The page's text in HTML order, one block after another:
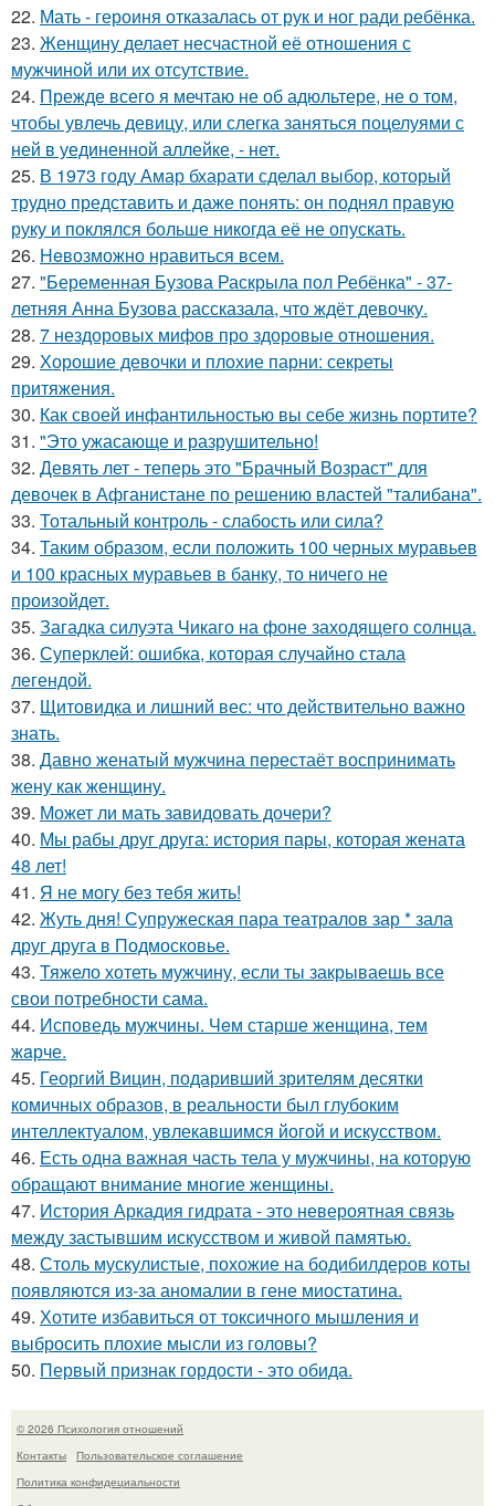
22. Мать - героиня отказалась от рук и ног ради ребёнка.
23. Женщину делает несчастной её отношения с
мужчиной или их отсутствие.
24. Прежде всего я мечтаю не об адюльтере, не о том,
чтобы увлечь девицу, или слегка заняться поцелуями с
ней в уединенной аллейке, - нет.
25. В 1973 году Амар бхарати сделал выбор, который
трудно представить и даже понять: он поднял правую
руку и поклялся больше никогда её не опускать.
26. Heвозможно нравиться всем.
27. "Беременная Бузова Раскрыла пол Ребёнка" - 37-
летняя Анна Бузова рассказала, что ждёт девочку.
28. 7 нездоровых мифов про здоровые отношения.
29. Хорошие девочки и плохие парни: секреты
притяжения.
30. Как своей инфантильностью вы себе жизнь портите?
31. "Это ужасающе и разрушительно!
32. Девять лет - теперь это "Брачный Возраст" для
девочек в Афганистане по решению властей "талибана".
33. Тотальный контроль - слабость или сила?
34. Таким образом, если положить 100 черных муравьев
и 100 красных муравьев в банку, то ничего не
произойдет.
35. Загадка силуэта Чикаго на фоне заходящего солнца.
36. Суперклей: ошибка, которая случайно стала
легендой.
37. Щитовидка и лишний вес: что действительно важно
знать.
38. Давно женатый мужчина перестаёт воспринимать
жену как женщину.
39. Может ли мать завидовать дочери?
40. Мы рабы друг друга: история пары, которая жената
48 лет!
41. Я не могу без тебя жить!
42. Жуть дня! Супружеская пара театралов зар * зала
друг друга в Подмосковье.
43. Тяжело хотеть мужчину, если ты закрываешь все
свои потребности сама.
44. Исповедь мужчины. Чeм старше женщина, тем
жaрче.
45. Георгий Вицин, подаривший зрителям десятки
комичных образов, в реальности был глубоким
интеллектуалом, увлекавшимся йогой и искусством.
46. Есть одна важная часть тела у мужчины, на которую
обращают внимание многие женщины.
47. История Аркадия гидрата - это невероятная связь
между застывшим искусством и живой памятью.
48. Столь мускулистые, похожие на бодибилдеров коты
появляются из-за аномалии в гене миостатина.
49. Хотите избавиться от токсичного мышления и
выбросить плохие мысли из головы?
50. Первый признак гордости - это обида.
© 2026 Психология отношений
Контакты
Пользовательское соглашение
Политика конфидециальности